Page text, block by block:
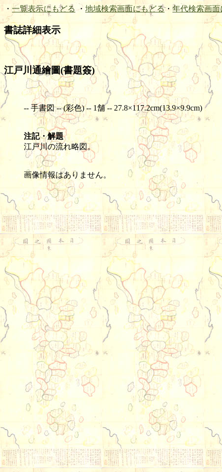
・ 一覧表示にもどる ・ 地域検索画面にもどる・ 年代検索画面
書誌詳細表示
江戸川通繪圖(書題簽)
-- 手書図 -- (彩色) -- 1舗 -- 27.8×117.2cm(13.9×9.9cm)
注記・解題
江戸川の流れ略図。
画像情報はありません。